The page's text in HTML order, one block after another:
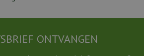
ONTVANGEN